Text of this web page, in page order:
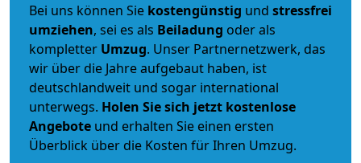
Bei uns können Sie kostengünstig und stressfrei
umziehen, sei es als Beiladung oder als
kompletter Umzug. Unser Partnernetzwerk, das
wir über die Jahre aufgebaut haben, ist
deutschlandweit und sogar international
unterwegs. Holen Sie sich jetzt kostenlose
Angebote und erhalten Sie einen ersten
Überblick über die Kosten für Ihren Umzug.